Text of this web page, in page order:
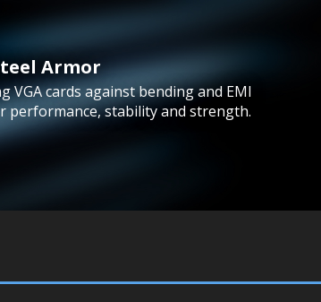
Armor
VGA cards against bending and EMI
performance, stability and strength.